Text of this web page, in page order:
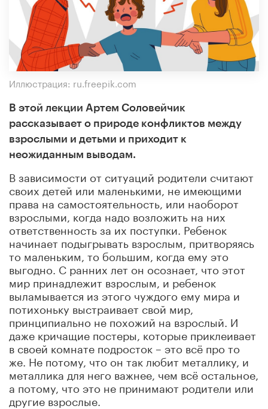
Иллюстрация: ru.freepik.com
В этой лекции Артем Соловейчик
рассказывает о природе конфликтов между
взрослыми и детьми и приходит к
неожиданным выводам.
В зависимости от ситуаций родители считают
своих детей или маленькими, не имеющими
права на самостоятельность, или наоборот
взрослыми, когда надо возложить на них
ответственность за их поступки. Ребенок
начинает подыгрывать взрослым, притворяясь
то маленьким, то большим, когда ему это
выгодно. С ранних лет он осознает, что этот
мир принадлежит взрослым, и ребенок
выламывается из этого чуждого ему мира и
потихоньку выстраивает свой мир,
принципиально не похожий на взрослый. И
даже кричащие постеры, которые приклеивает
в своей комнате подросток – это всё про то
же. Не потому, что он так любит металлику, и
металлика для него важнее, чем всё остальное,
а потому, что это не принимают родители или
другие взрослые.